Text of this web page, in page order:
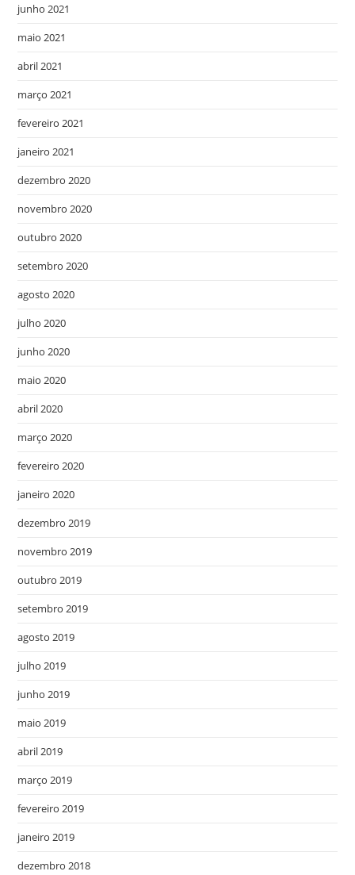
junho 2021
maio 2021
abril 2021
março 2021
fevereiro 2021
janeiro 2021
dezembro 2020
novembro 2020
outubro 2020
setembro 2020
agosto 2020
julho 2020
junho 2020
maio 2020
abril 2020
março 2020
fevereiro 2020
janeiro 2020
dezembro 2019
novembro 2019
outubro 2019
setembro 2019
agosto 2019
julho 2019
junho 2019
maio 2019
abril 2019
março 2019
fevereiro 2019
janeiro 2019
dezembro 2018